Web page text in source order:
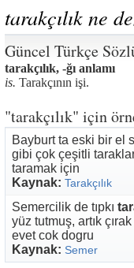
tarakçılık ne
Güncel Türkçe
tarakçılık, -ğı anlamı
is. Tarakçının işi.
"tarakçılık" için
Bayburt ta eski bir el
gibi çok çeşitli
taramak için
Kaynak: Tarakçılık
Semercilik de tıpkı
yüz tutmuş, artık
evet cok dogru
Kaynak: Semer